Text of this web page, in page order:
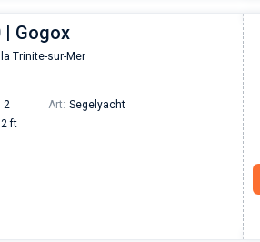
| Gogox
la Trinite-sur-Mer
2 Art: Segelyacht
ft